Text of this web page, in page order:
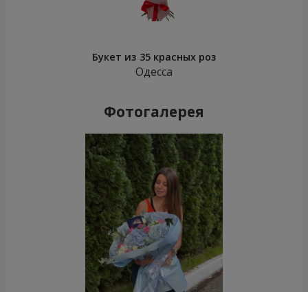
Букет из 35 красных роз
Одесса
Фотогалерея